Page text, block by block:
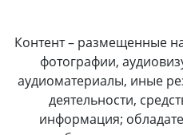
Контент – размещенные на
фотографии,
аудиоматериалы, иные
деятельности,
информация;